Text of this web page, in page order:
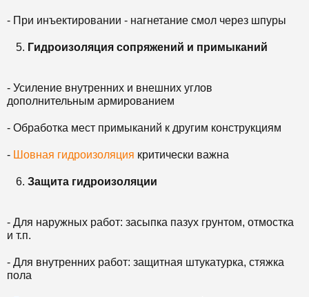
- При инъектировании - нагнетание смол через шпуры
Гидроизоляция сопряжений и примыканий
- Усиление внутренних и внешних углов
дополнительным армированием
- Обработка мест примыканий к другим конструкциям
- Шовная гидроизоляция критически важна
Защита гидроизоляции
- Для наружных работ: засыпка пазух грунтом, отмостка
и т.п.
- Для внутренних работ: защитная штукатурка, стяжка
пола